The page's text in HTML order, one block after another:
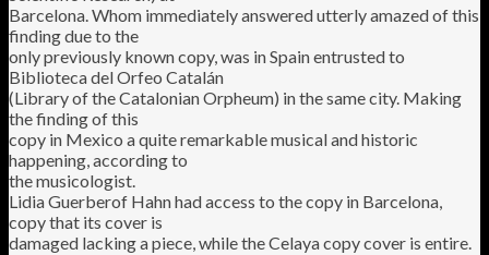
Barcelona. Whom immediately answered utterly amazed of this
finding due to the
only previously known copy, was in Spain entrusted to
Biblioteca del Orfeo Catalán
(Library of the Catalonian Orpheum) in the same city. Making
the finding of this
copy in Mexico a quite remarkable musical and historic
happening, according to
the musicologist.
Lidia Guerberof Hahn had access to the copy in Barcelona,
copy that its cover is
damaged lacking a piece, while the Celaya copy cover is entire.